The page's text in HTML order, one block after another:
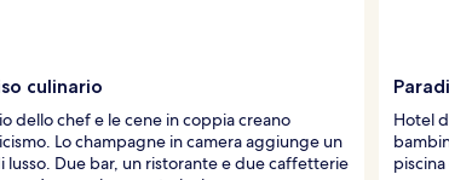
culinario
dello chef e le cene in coppia creano
Lo champagne in camera aggiunge un
lusso. Due bar, un ristorante e due caffetterie
Hotel